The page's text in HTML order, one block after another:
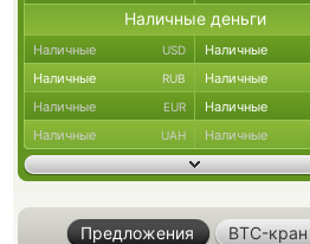
Наличные деньги
Наличные USD Наличные
Наличные RUB Наличные
Наличные EUR Наличные
Наличные UAH Наличные
Предложения BTC-кран